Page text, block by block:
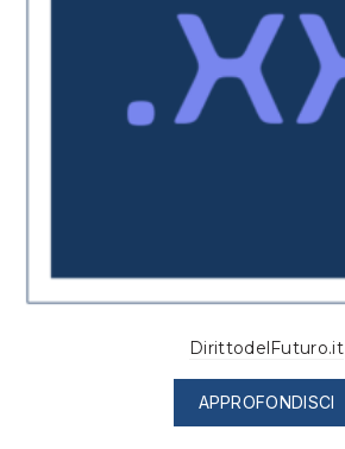
DirittodelFuturo.it
APPROFONDISCI